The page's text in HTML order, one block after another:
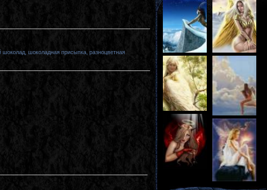
шоколадная присыпка, разноцветная